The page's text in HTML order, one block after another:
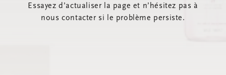
Essayez d’actualiser la page et n’hésitez pas à
nous contacter si le problème persiste.